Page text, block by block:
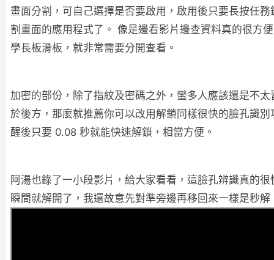
畫面分割，可自己選擇是否要啟用，啟用後只要長按任
割畫面的應用程式了。 像是邊看影片邊查資料真的很方
學長板滑板，就非常需要分開查看。
加密的部份，除了指紋及密碼之外，蠻多人應該還是不
於後方，那麼就推薦你可以改用解鎖同樣很快的臉孔識別
醒後只要 0.08 秒就能快速解鎖，相當方便。
阿湯也錄了一小段影片，給大家看看，這臉孔辨識真的
瞬間就解開了，我還故意先對準旁邊再移回來一樣是秒解